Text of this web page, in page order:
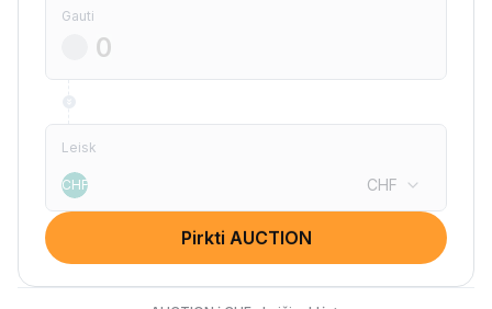
Gauti
Leisk
CHF CHF
Pirkti AUCTION